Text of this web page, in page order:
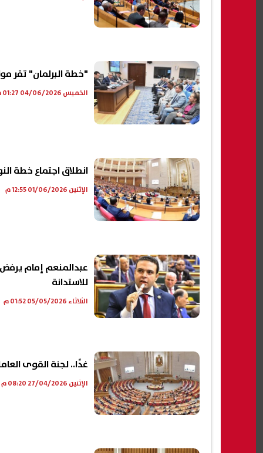
"خطة البرلمان" تقر موازنة وزارة
الخميس 04/06/2026 01:27 م
انطلاق اجتماع خطة النواب
الإثنين 01/06/2026 12:55 م
عبدالمنعم إمام يرفض
للاستدانة
الثلاثاء 05/05/2026 01:52 م
غدًا.. لجنة القوى
الإثنين 27/04/2026 08:20 م